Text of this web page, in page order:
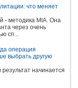
что меняет
- методика MIA. Она
через очень
сп...
операция
выбрать другую
начинается